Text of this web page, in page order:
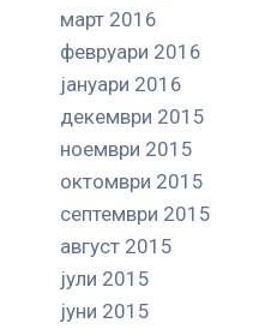
март 2016
февруари 2016
јануари 2016
декември 2015
ноември 2015
октомври 2015
септември 2015
август 2015
јули 2015
јуни 2015